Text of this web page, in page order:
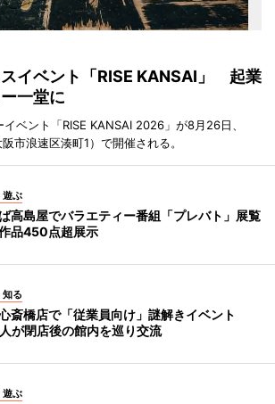
スイベント「RISE KANSAI」 起業
一堂に
ベント「RISE KANSAI 2026」が8月26日、
市浪速区湊町1）で開催される。
遊ぶ
高島屋でバラエティー番組「プレバト」展覧
品450点超展示
知る
斎橋店で「従業員向け」謎解きイベント
が閉店後の館内を巡り交流
遊ぶ